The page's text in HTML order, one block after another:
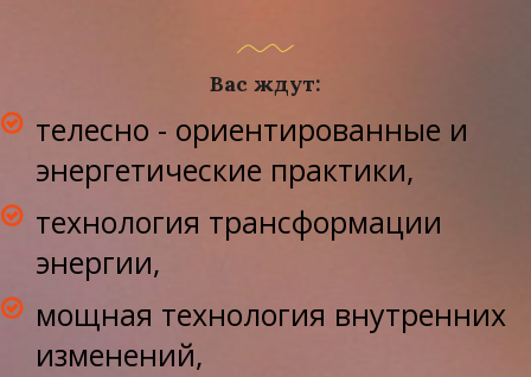
Вас ждут:
телесно - ориентированные и
энергетические практики,
технология трансформации
энергии,
мощная технология внутренних
изменений,